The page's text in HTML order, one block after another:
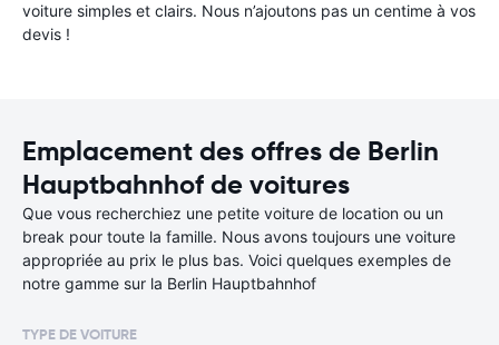
voiture simples et clairs. Nous n’ajoutons pas un centime à vos
devis !
Emplacement des offres de Berlin
Hauptbahnhof de voitures
Que vous recherchiez une petite voiture de location ou un
break pour toute la famille. Nous avons toujours une voiture
appropriée au prix le plus bas. Voici quelques exemples de
notre gamme sur la Berlin Hauptbahnhof
TYPE DE VOITURE